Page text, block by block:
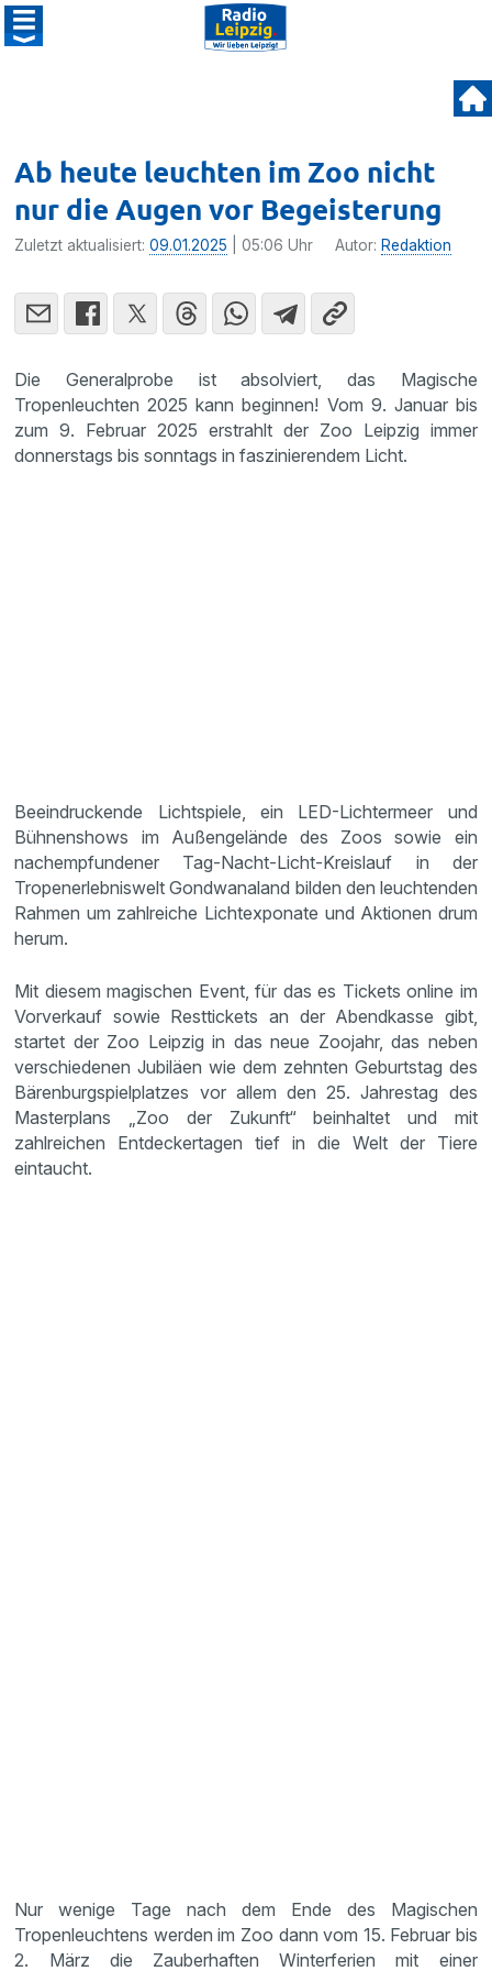
Ab heute leuchten im Zoo nicht
nur die Augen vor Begeisterung
Zuletzt aktualisiert:09.01.2025 | 05:06 Uhr Autor: Redaktion
Die Generalprobe ist absolviert, das Magische
Tropenleuchten 2025 kann beginnen! Vom 9. Januar bis
zum 9. Februar 2025 erstrahlt der Zoo Leipzig immer
donnerstags bis sonntags in faszinierendem Licht.
Beeindruckende Lichtspiele, ein LED-Lichtermeer und
Bühnenshows im Außengelände des Zoos sowie ein
nachempfundener Tag-Nacht-Licht-Kreislauf in der
Tropenerlebniswelt Gondwanaland bilden den leuchtenden
Rahmen um zahlreiche Lichtexponate und Aktionen drum
herum.
Mit diesem magischen Event, für das es Tickets online im
Vorverkauf sowie Resttickets an der Abendkasse gibt,
startet der Zoo Leipzig in das neue Zoojahr, das neben
verschiedenen Jubiläen wie dem zehnten Geburtstag des
Bärenburgspielplatzes vor allem den 25. Jahrestag des
Masterplans „Zoo der Zukunft“ beinhaltet und mit
zahlreichen Entdeckertagen tief in die Welt der Tiere
eintaucht.
Nur wenige Tage nach dem Ende des Magischen
Tropenleuchtens werden im Zoo dann vom 15. Februar bis
2. März die Zauberhaften Winterferien mit einer